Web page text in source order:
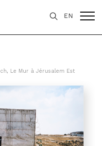
EN
Le Mur à Jérusalem Est